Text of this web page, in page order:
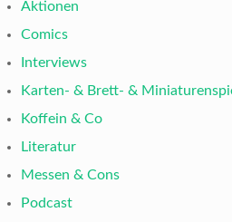
Aktionen
Comics
Interviews
Karten- & Brett- &
Koffein & Co
Literatur
Messen & Cons
Podcast